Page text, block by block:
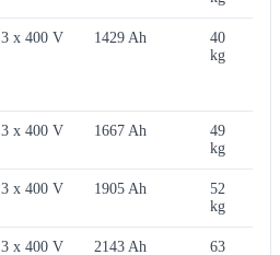
3 x 400 V 1429 Ah
40
kg
3 x 400 V 1667 Ah
49
kg
3 x 400 V 1905 Ah
52
kg
3 x 400 V 2143 Ah
63